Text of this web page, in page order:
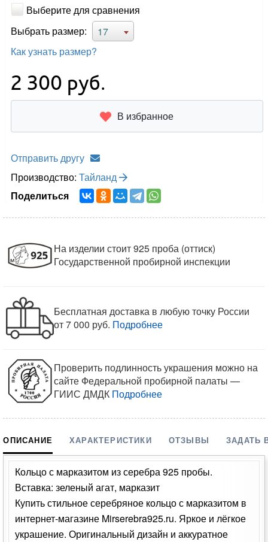
Выберите для сравнения
Выбрать размер:
17
Как узнать размер?
2 300 руб.
В избранное
Отправить другу
Производство:Тайланд
Поделиться
На изделии стоит 925 проба (оттиск)
Государственной пробирной инспекции
Бесплатная доставка в любую точку России
от 7 000 руб. Подробнее
Проверить подлинность украшения можно на
сайте Федеральной пробирной палаты —
ГИИС ДМДК Подробнее
ОПИСАНИЕ ХАРАКТЕРИСТИКИ ОТЗЫВЫ ЗАДАТЬ
Кольцо с марказитом из серебра 925 пробы.
Вставка: зеленый агат, марказит
Купить стильное серебряное кольцо с марказитом в
интернет-магазине Mirserebra925.ru. Яркое и лёгкое
украшение. Оригинальный дизайн и аккуратное